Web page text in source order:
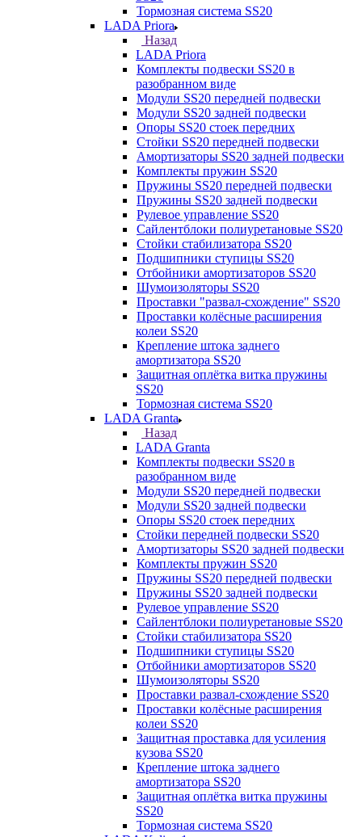
Тормозная система SS20
LADA Priora
Назад
LADA Priora
Комплекты подвески SS20 в
разобранном виде
Модули SS20 передней подвески
Модули SS20 задней подвески
Опоры SS20 стоек передних
Стойки SS20 передней подвески
Амортизаторы SS20 задней подвески
Комплекты пружин SS20
Пружины SS20 передней подвески
Пружины SS20 задней подвески
Рулевое управление SS20
Сайлентблоки полиуретановые SS20
Стойки стабилизатора SS20
Подшипники ступицы SS20
Отбойники амортизаторов SS20
Шумоизоляторы SS20
Проставки "развал-схождение" SS20
Проставки колёсные расширения
колеи SS20
Крепление штока заднего
амортизатора SS20
Защитная оплётка витка пружины
SS20
Тормозная система SS20
LADA Granta
Назад
LADA Granta
Комплекты подвески SS20 в
разобранном виде
Модули SS20 передней подвески
Модули SS20 задней подвески
Опоры SS20 стоек передних
Стойки передней подвески SS20
Амортизаторы SS20 задней подвески
Комплекты пружин SS20
Пружины SS20 передней подвески
Пружины SS20 задней подвески
Рулевое управление SS20
Сайлентблоки полиуретановые SS20
Стойки стабилизатора SS20
Подшипники ступицы SS20
Отбойники амортизаторов SS20
Шумоизоляторы SS20
Проставки развал-схождение SS20
Проставки колёсные расширения
колеи SS20
Защитная проставка для усиления
кузова SS20
Крепление штока заднего
амортизатора SS20
Защитная оплётка витка пружины
SS20
Тормозная система SS20